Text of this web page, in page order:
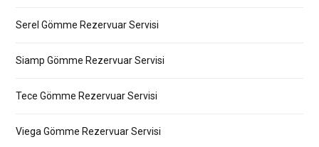
Serel Gömme Rezervuar Servisi
Siamp Gömme Rezervuar Servisi
Tece Gömme Rezervuar Servisi
Viega Gömme Rezervuar Servisi